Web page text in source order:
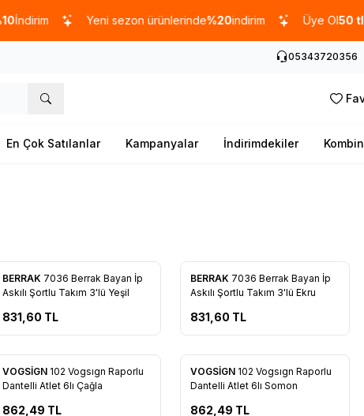
Yeni sezon ürünlerinde%20indirim Üye Ol 50 tl kazan
05343720356
En Çok Satılanlar Kampanyalar İndirimdekiler Kombin
Favorilere Ekle
BERRAK 7036 Berrak Bayan İp
Askılı Şortlu Takım 3'lü Yeşil
831,60 TL
Favorilere Ekle
BERRAK 7036 Berrak Bayan İp
Askılı Şortlu Takım 3'lü Ekru
831,60 TL
Favorilere Ekle
VOGSİGN 102 Vogsıgn Raporlu
Dantelli Atlet 6lı Çağla
862,49 TL
Favorilere Ekle
VOGSİGN 102 Vogsıgn Raporlu
Dantelli Atlet 6lı Somon
862,49 TL